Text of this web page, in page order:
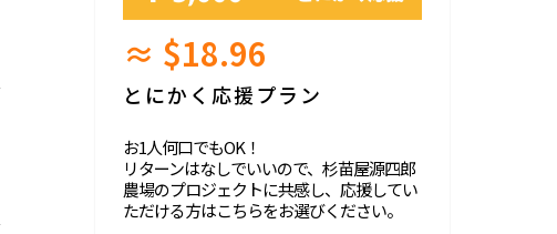
≈ $18.96
とにかく応援プラン
お1人何口でもOK！
リターンはなしでいいので、杉苗屋源四郎
農場のプロジェクトに共感し、応援してい
ただける方はこちらをお選びください。